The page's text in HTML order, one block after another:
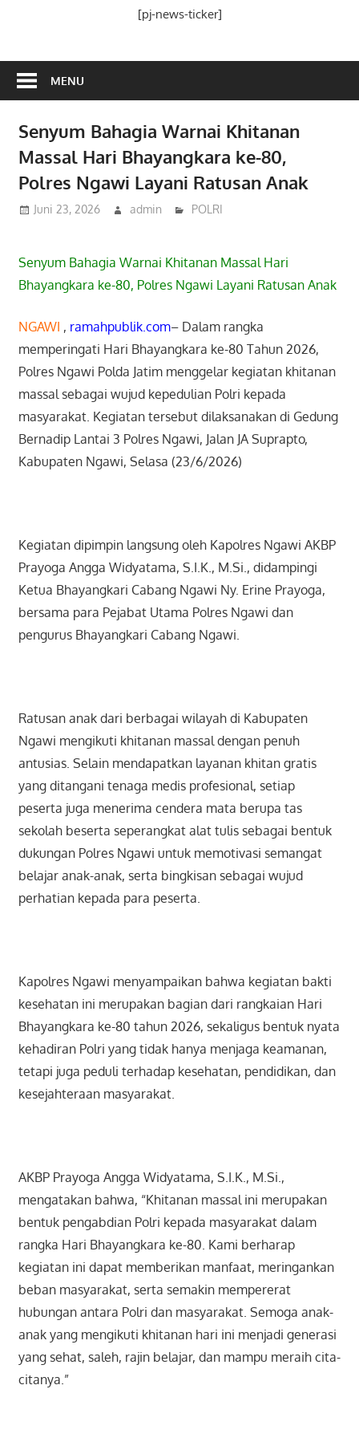
[pj-news-ticker]
MENU
Senyum Bahagia Warnai Khitanan
Massal Hari Bhayangkara ke-80,
Polres Ngawi Layani Ratusan Anak
Juni 23, 2026 admin POLRI
Senyum Bahagia Warnai Khitanan Massal Hari
Bhayangkara ke-80, Polres Ngawi Layani Ratusan Anak
NGAWI , ramahpublik.com– Dalam rangka
memperingati Hari Bhayangkara ke-80 Tahun 2026,
Polres Ngawi Polda Jatim menggelar kegiatan khitanan
massal sebagai wujud kepedulian Polri kepada
masyarakat. Kegiatan tersebut dilaksanakan di Gedung
Bernadip Lantai 3 Polres Ngawi, Jalan JA Suprapto,
Kabupaten Ngawi, Selasa (23/6/2026)
Kegiatan dipimpin langsung oleh Kapolres Ngawi AKBP
Prayoga Angga Widyatama, S.I.K., M.Si., didampingi
Ketua Bhayangkari Cabang Ngawi Ny. Erine Prayoga,
bersama para Pejabat Utama Polres Ngawi dan
pengurus Bhayangkari Cabang Ngawi.
Ratusan anak dari berbagai wilayah di Kabupaten
Ngawi mengikuti khitanan massal dengan penuh
antusias. Selain mendapatkan layanan khitan gratis
yang ditangani tenaga medis profesional, setiap
peserta juga menerima cendera mata berupa tas
sekolah beserta seperangkat alat tulis sebagai bentuk
dukungan Polres Ngawi untuk memotivasi semangat
belajar anak-anak, serta bingkisan sebagai wujud
perhatian kepada para peserta.
Kapolres Ngawi menyampaikan bahwa kegiatan bakti
kesehatan ini merupakan bagian dari rangkaian Hari
Bhayangkara ke-80 tahun 2026, sekaligus bentuk nyata
kehadiran Polri yang tidak hanya menjaga keamanan,
tetapi juga peduli terhadap kesehatan, pendidikan, dan
kesejahteraan masyarakat.
AKBP Prayoga Angga Widyatama, S.I.K., M.Si.,
mengatakan bahwa, “Khitanan massal ini merupakan
bentuk pengabdian Polri kepada masyarakat dalam
rangka Hari Bhayangkara ke-80. Kami berharap
kegiatan ini dapat memberikan manfaat, meringankan
beban masyarakat, serta semakin mempererat
hubungan antara Polri dan masyarakat. Semoga anak-
anak yang mengikuti khitanan hari ini menjadi generasi
yang sehat, saleh, rajin belajar, dan mampu meraih cita-
citanya.”